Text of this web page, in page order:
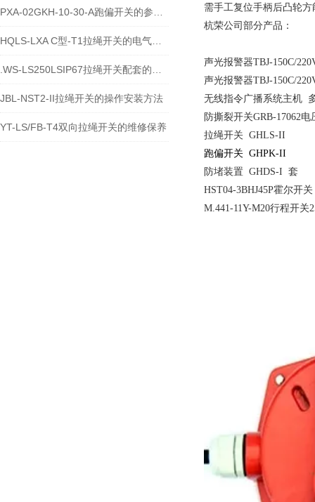
JBL-NST2-II拉绳开关的操作安装方法
YT-LS/FB-T4双向拉绳开关的维修保养
需手工复位手柄后凸轮
杭荣公司部分产品：
声光报警器TBJ-150C/
声光报警器TBJ-150C/
无线指令广播系统主机
防撕裂开关GRB-17062
拉绳开关 GHLS-II
跑偏开关 GHPK-II
防堵装置 GHDS-I 套
HST04-3BHJ45P霍尔开关
M.441-11Y-M20行程开